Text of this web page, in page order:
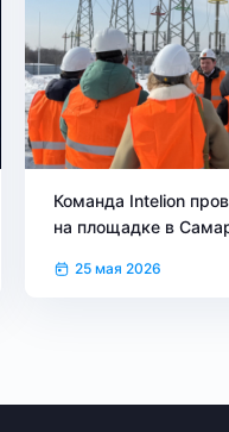
Команда Intelion
на площадке в
25 мая 2026